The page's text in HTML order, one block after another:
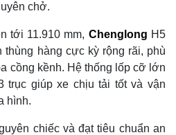
chở.
tới 11.910 mm, Chenglong H5
thùng hàng cực kỳ rộng rãi, phù
cồng kềnh. Hệ thống lốp cỡ lớn
trục giúp xe chịu tải tốt và vận
hình.
chiếc và đạt tiêu chuẩn an